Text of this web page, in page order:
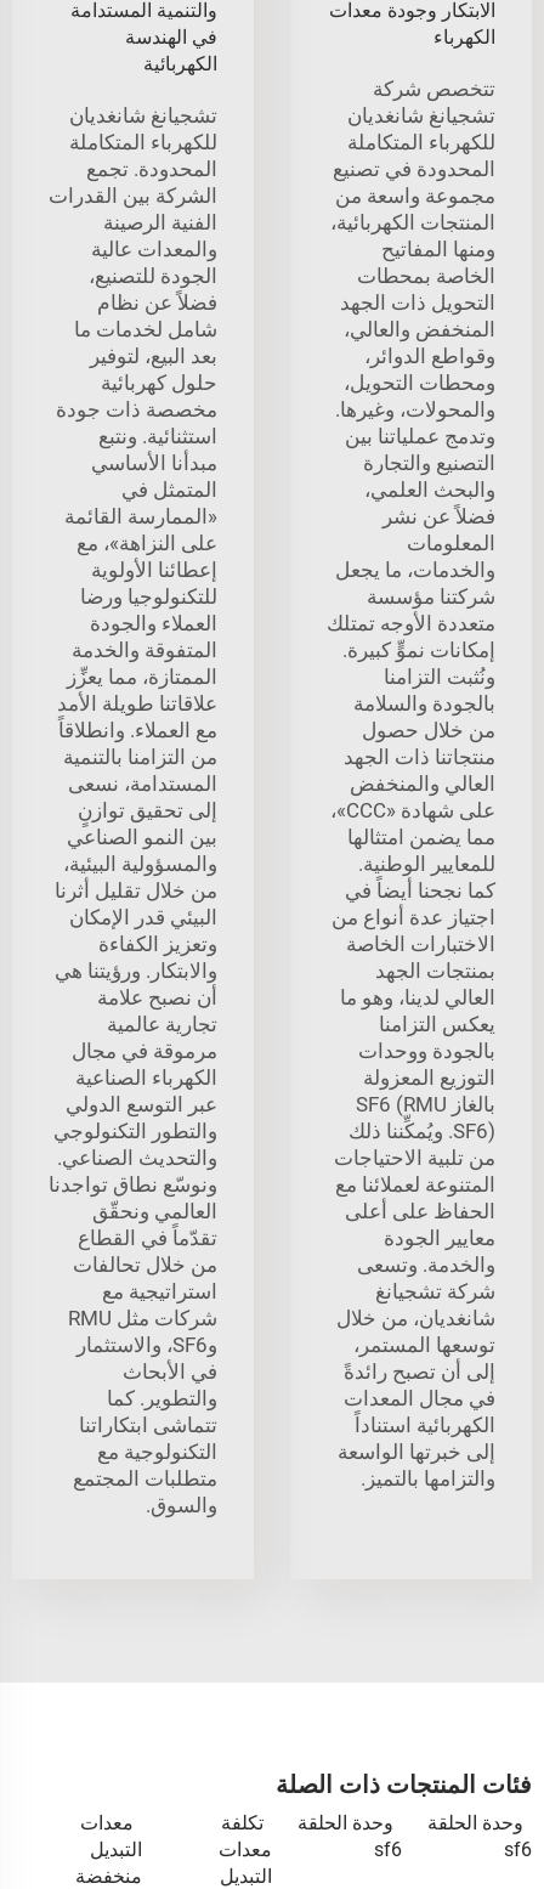
الابتكار وجودة معدات
الكهرباء
تتخصص شركة
تشجيانغ شانغديان
للكهرباء المتكاملة
المحدودة في تصنيع
مجموعة واسعة من
المنتجات الكهربائية،
ومنها المفاتيح
الخاصة بمحطات
التحويل ذات الجهد
المنخفض والعالي،
وقواطع الدوائر،
ومحطات التحويل،
والمحولات، وغيرها.
وتدمج عملياتنا بين
التصنيع والتجارة
والبحث العلمي،
فضلاً عن نشر
المعلومات
والخدمات، ما يجعل
شركتنا مؤسسة
متعددة الأوجه تمتلك
إمكانات نموٍّ كبيرة.
ونُثبت التزامنا
بالجودة والسلامة
من خلال حصول
منتجاتنا ذات الجهد
العالي والمنخفض
على شهادة «CCC»،
مما يضمن امتثالها
للمعايير الوطنية.
كما نجحنا أيضاً في
اجتياز عدة أنواع من
الاختبارات الخاصة
بمنتجات الجهد
العالي لدينا، وهو ما
يعكس التزامنا
بالجودة ووحدات
التوزيع المعزولة
بالغاز SF6 (RMU
SF6). ويُمكِّننا ذلك
من تلبية الاحتياجات
المتنوعة لعملائنا مع
الحفاظ على أعلى
معايير الجودة
والخدمة. وتسعى
شركة تشجيانغ
شانغديان، من خلال
توسعها المستمر،
إلى أن تصبح رائدةً
في مجال المعدات
الكهربائية استناداً
إلى خبرتها الواسعة
والتزامها بالتميز.
والتنمية المستدامة
في الهندسة
الكهربائية
تشجيانغ شانغديان
للكهرباء المتكاملة
المحدودة. تجمع
الشركة بين القدرات
الفنية الرصينة
والمعدات عالية
الجودة للتصنيع،
فضلاً عن نظام
شامل لخدمات ما
بعد البيع، لتوفير
حلول كهربائية
مخصصة ذات جودة
استثنائية. ونتبع
مبدأنا الأساسي
المتمثل في
«الممارسة القائمة
على النزاهة»، مع
إعطائنا الأولوية
للتكنولوجيا ورضا
العملاء والجودة
المتفوقة والخدمة
الممتازة، مما يعزِّز
علاقاتنا طويلة الأمد
مع العملاء. وانطلاقاً
من التزامنا بالتنمية
المستدامة، نسعى
إلى تحقيق توازنٍ
بين النمو الصناعي
والمسؤولية البيئية،
من خلال تقليل أثرنا
البيئي قدر الإمكان
وتعزيز الكفاءة
والابتكار. ورؤيتنا هي
أن نصبح علامة
تجارية عالمية
مرموقة في مجال
الكهرباء الصناعية
عبر التوسع الدولي
والتطور التكنولوجي
والتحديث الصناعي.
ونوسّع نطاق تواجدنا
العالمي ونحقّق
تقدّماً في القطاع
من خلال تحالفات
استراتيجية مع
شركات مثل RMU
وSF6، والاستثمار
في الأبحاث
والتطوير. كما
تتماشى ابتكاراتنا
التكنولوجية مع
متطلبات المجتمع
والسوق.
فئات المنتجات ذات الصلة
وحدة الحلقة
sf6
وحدة الحلقة
sf6
تكلفة
معدات
التبديل
معدات
التبديل
منخفضة